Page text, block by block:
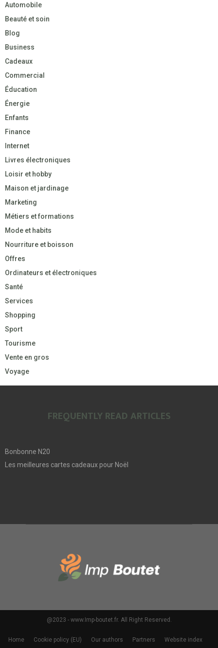
Automobile
Beauté et soin
Blog
Business
Cadeaux
Commercial
Éducation
Énergie
Enfants
Finance
Internet
Livres électroniques
Loisir et hobby
Maison et jardinage
Marketing
Métiers et formations
Mode et habits
Nourriture et boisson
Offres
Ordinateurs et électroniques
Santé
Services
Shopping
Sport
Tourisme
Vente en gros
Voyage
FREQUENTLY READ ARTICLES
Bonbonne N20
Les meilleures cartes cadeaux pour Noël
@2023 - www.Imp-boutet.fr. All Right Reserved.
Home Cookie policy (EU) Our authors Partners Website index